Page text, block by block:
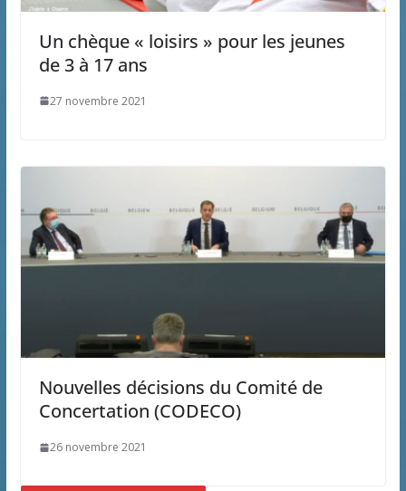
Un chèque « loisirs » pour les jeunes
de 3 à 17 ans
27 novembre 2021
Nouvelles décisions du Comité de
Concertation (CODECO)
26 novembre 2021